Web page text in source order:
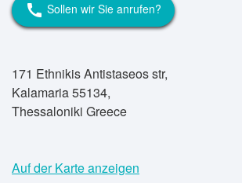
call Sollen wir Sie anrufen?
171 Ethnikis Antistaseos str,
Kalamaria 55134,
Thessaloniki Greece
Auf der Karte anzeigen